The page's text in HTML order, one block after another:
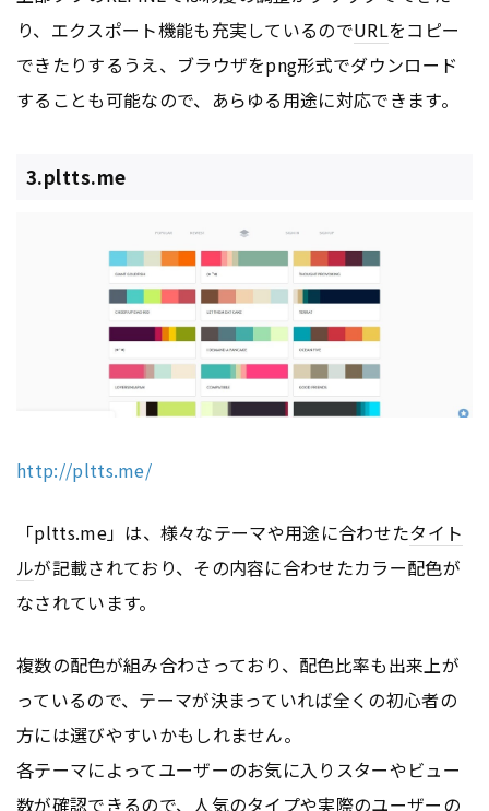
り、エクスポート機能も充実しているのでURLをコピー
できたりするうえ、ブラウザをpng形式でダウンロード
することも可能なので、あらゆる用途に対応できます。
3.pltts.me
http://pltts.me/
「pltts.me」は、様々なテーマや用途に合わせたタイト
ルが記載されており、その内容に合わせたカラー配色が
なされています。
複数の配色が組み合わさっており、配色比率も出来上が
っているので、テーマが決まっていれば全くの初心者の
方には選びやすいかもしれません。
各テーマによってユーザーのお気に入りスターやビュー
数が確認できるので、人気のタイプや実際のユーザーの